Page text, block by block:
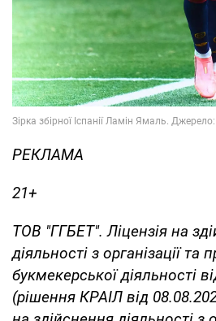
РЕКЛАМА
21+
ТОВ "ГГБЕТ". Ліцензія на
діяльності з організації та
букмекерської діяльності
(рішення КРАІЛ від